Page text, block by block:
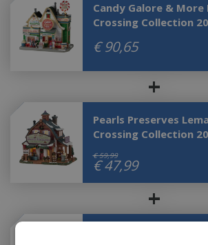
Candy Galore &
Crossing Collection
€ 90,65
+
Pearls Preserves
Crossing Collection
€ 59,99
€ 47,99
+